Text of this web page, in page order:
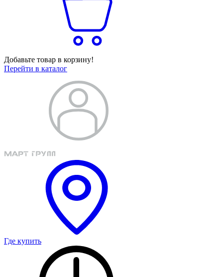
Добавьте товар в корзину!
Перейти в каталог
Где купить